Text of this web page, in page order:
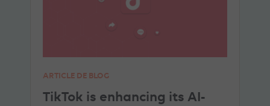
ARTICLE DE BLOG
TikTok is enhancing its AI-